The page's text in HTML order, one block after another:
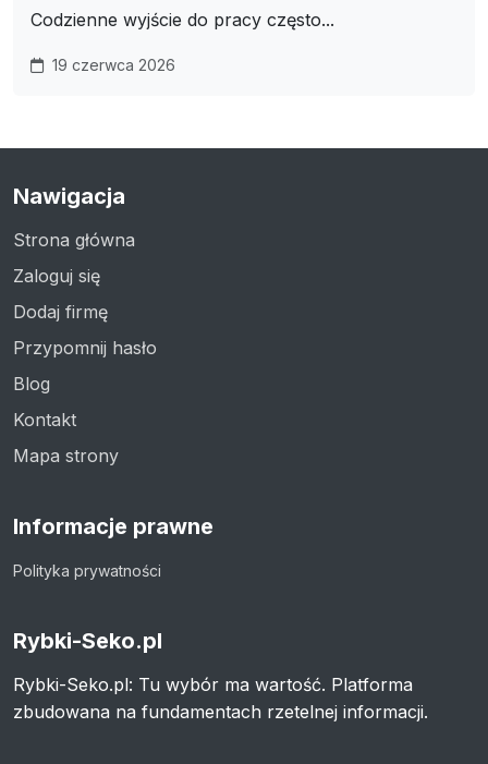
Codzienne wyjście do pracy często...
19 czerwca 2026
Nawigacja
Strona główna
Zaloguj się
Dodaj firmę
Przypomnij hasło
Blog
Kontakt
Mapa strony
Informacje prawne
Polityka prywatności
Rybki-Seko.pl
Rybki-Seko.pl: Tu wybór ma wartość. Platforma
zbudowana na fundamentach rzetelnej informacji.